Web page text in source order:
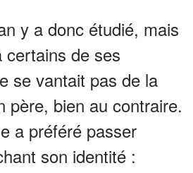
y a donc étudié, mais
de ses
se vantait pas de la
père, bien au contraire.
a préféré passer
son identité :